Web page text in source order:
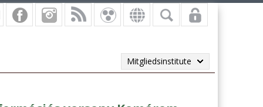
Mitgliedsinstitute